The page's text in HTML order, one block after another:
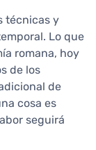
técnicas y
Lo que
romana, hoy
de los
de
cosa es
seguirá